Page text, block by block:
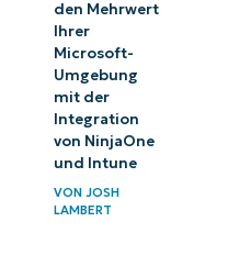
den Mehrwert
Ihrer
Microsoft-
Umgebung
mit der
Integration
von NinjaOne
und Intune
VON JOSH
LAMBERT